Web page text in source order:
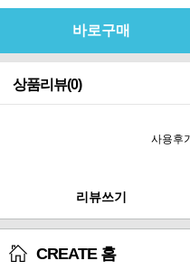
상품리뷰(0)
사용후
리뷰쓰기
CREATE 홈